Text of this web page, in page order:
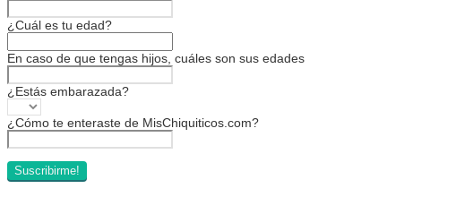
¿Cuál es tu edad?
En caso de que tengas hijos, cuáles son sus edades
¿Estás embarazada?
¿Cómo te enteraste de MisChiquiticos.com?